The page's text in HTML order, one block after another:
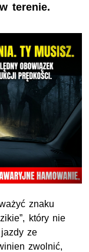
terenie.
znaku
który nie
ze
zwolnić,